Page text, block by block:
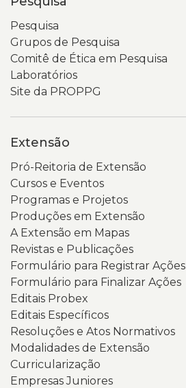
Pesquisa
Grupos de Pesquisa
Comitê de Ética em Pesquisa
Laboratórios
Site da PROPPG
Extensão
Pró-Reitoria de Extensão
Cursos e Eventos
Programas e Projetos
Produções em Extensão
A Extensão em Mapas
Revistas e Publicações
Formulário para Registrar Ações
Formulário para Finalizar Ações
Editais Probex
Editais Específicos
Resoluções e Atos Normativos
Modalidades de Extensão
Curricularização
Empresas Juniores